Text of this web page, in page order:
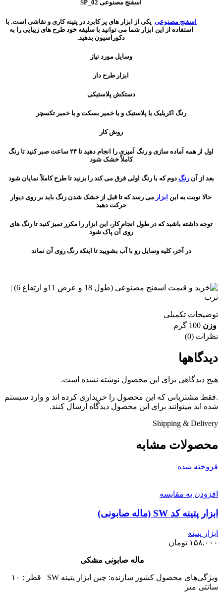
اسفنج مصنوعی SP_02
اسفنج مصنوعی یکی از ابزار های پر کابرد در پتینه کاری و نقاشی است. با
استفاده از این ابزار شما می توانید با سلیقه خود طرح های زیبایی را به
دکوراسیون بدهید.
وسایل مورد نیاز
ابزار طرح دار
دستکش پلاستیکی
رنگ اکریلیک یا پلاستیک و یا خمیر بسکت و یا خمیر تکسچر
روش کار
اول از همه آماده سازی و رنگ آمیزی را انجام دهید تا ۲۴ ساعت صبر کنید تا رنگ
کاملاً خشک شود
بعد از آنرنگ دوم که با رنگ اولی فرق می کند را بزنید تا طرح کاملاً نمایان شود
حالا نوبت به این ابزار می رسد که تا قبل از خشک شدن رنگ باید بر روی دیوار
حرکت دهید
توجه داشته باشید که در طول انجام کار، این ابزار را مکرر تمیز کنید تا رنگ های
روی آن پاک شود
در آخر، کلیه وسایل رو با آب بشویید تا اینکه رنگ روی آن نماند
توضیحات تکمیلی
وزن 100 گرم
نظرات (0)
دیدگاهها
هیچ دیدگاهی برای این محصول نوشته نشده است.
.فقط مشتریانی که این محصول را خریداری کرده اند و وارد سیستم
شده اند میتوانند برای این محصول دیدگاه ارسال کنند.
Shipping & Delivery
محصولات مشابه
فروخته شده
افزودن به مقایسه
ابزار پتینه کد SW (ماله صابونی)
ابزار پتینه
۱۵۸,۰۰۰ تومان
ماله صابونی مشکی
ویژگی‌های محصول کشور سازنده: چین ابزار پتینه SW قطر : ۱۰
سانتی متر